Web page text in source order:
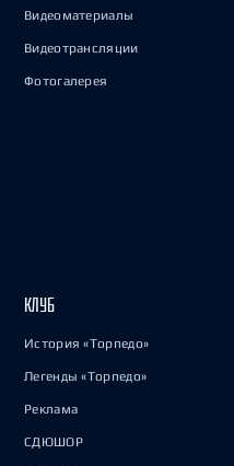
Видеоматериалы
Видеотрансляции
Фотогалерея
КЛУБ
История «Торпедо»
Легенды «Торпедо»
Реклама
СДЮШОР